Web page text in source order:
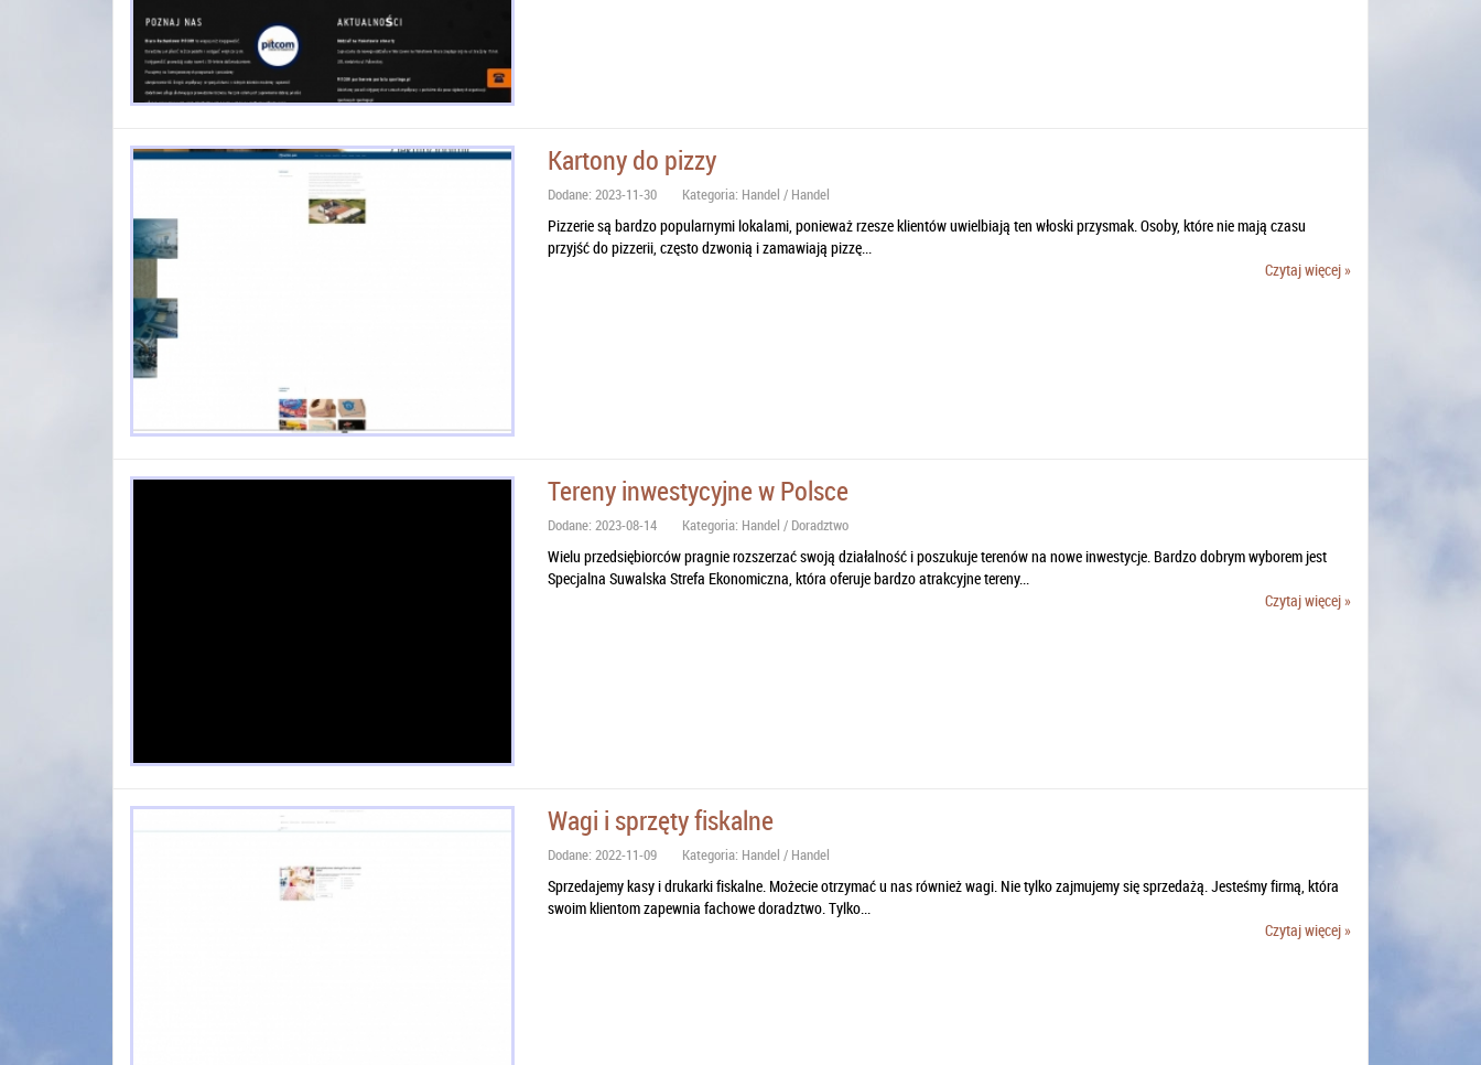
Kartony do pizzy
Dodane: 2023-11-30 Kategoria: Handel / Handel
Pizzerie są bardzo popularnymi lokalami, ponieważ rzesze klientów uwielbiają ten włoski przysmak. Osoby, które nie mają czasu
przyjść do pizzerii, często dzwonią i zamawiają pizzę...
Czytaj więcej »
Tereny inwestycyjne w Polsce
Dodane: 2023-08-14 Kategoria: Handel / Doradztwo
Wielu przedsiębiorców pragnie rozszerzać swoją działalność i poszukuje terenów na nowe inwestycje. Bardzo dobrym wyborem jest
Specjalna Suwalska Strefa Ekonomiczna, która oferuje bardzo atrakcyjne tereny...
Czytaj więcej »
Wagi i sprzęty fiskalne
Dodane: 2022-11-09 Kategoria: Handel / Handel
Sprzedajemy kasy i drukarki fiskalne. Możecie otrzymać u nas również wagi. Nie tylko zajmujemy się sprzedażą. Jesteśmy firmą, która
swoim klientom zapewnia fachowe doradztwo. Tylko...
Czytaj więcej »